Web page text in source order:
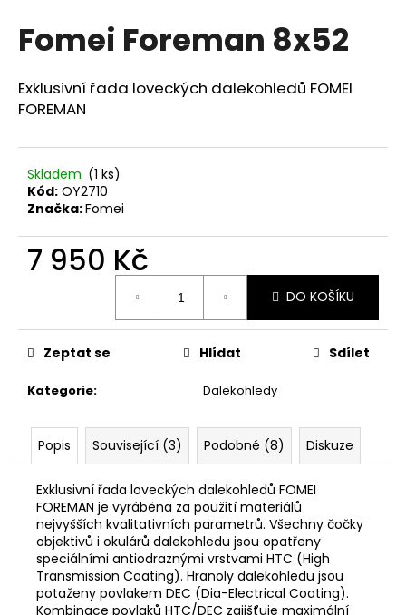
produktu
je
z
5
hvězdiček.
Fomei Foreman 8x52
Exklusivní řada loveckých dalekohledů FOMEI
FOREMAN
Skladem (1 ks)
Kód: OY2710
Značka:Fomei
7 950 Kč
DO KOŠÍKU
Kategorie: Dalekohledy
Zeptat se Hlídat Sdílet
Popis Související (3) Podobné (8) Diskuze
Exklusivní řada loveckých dalekohledů FOMEI
FOREMAN je vyráběna za použití materiálů
nejvyšších kvalitativních parametrů. Všechny čočky
objektivů i okulárů dalekohledu jsou opatřeny
speciálními antiodraznými vrstvami HTC (High
Transmission Coating). Hranoly dalekohledu jsou
potaženy povlakem DEC (Dia-Electrical Coating).
Kombinace povlaků HTC/DEC zajišťuje maximální
a
j
t
?
p
o
u
e
m
NŮŽ
ZAVÍRACÍ
MAUSER